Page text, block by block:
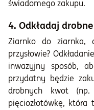
świadomego zakupu.
4. Odkładaj
Ziarnko do ziarnka,
przysłowie?
inwazyjny sposób,
przydatny będzie
drobnych kwot
pięciozłotówkę,